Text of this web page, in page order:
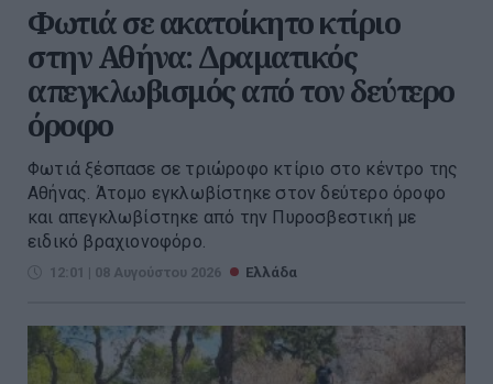
Φωτιά σε ακατοίκητο κτίριο
στην Αθήνα: Δραματικός
απεγκλωβισμός από τον δεύτερο
όροφο
Φωτιά ξέσπασε σε τριώροφο κτίριο στο κέντρο της
Αθήνας. Άτομο εγκλωβίστηκε στον δεύτερο όροφο
και απεγκλωβίστηκε από την Πυροσβεστική με
ειδικό βραχιονοφόρο.
12:01 | 08 Αυγούστου 2026 Ελλάδα